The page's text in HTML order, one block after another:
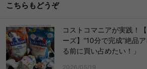
こちらもどうぞ
コストコマニアが実践！
ーズ】“10分で完成”絶品
る前に買い占めたい！」
2026/05/19